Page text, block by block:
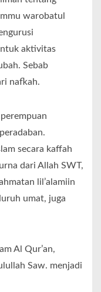
warobatul
aktivitas
Sebab
nafkah.
secara kaffah
dari Allah SWT,
lil’alamiin
umat, juga
Al Qur’an,
Saw. menjadi